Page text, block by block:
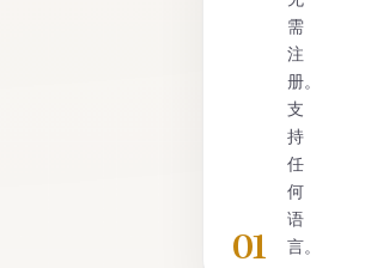
01
需
注
册。
支
持
任
何
语
言。